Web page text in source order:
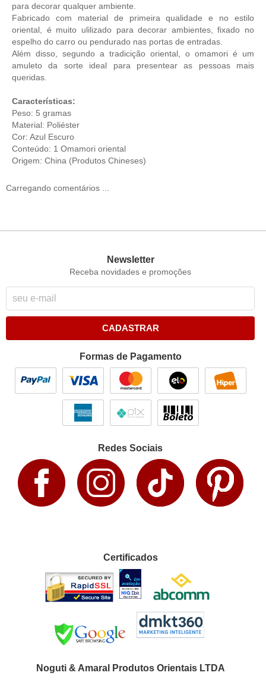
para decorar qualquer ambiente.
Fabricado com material de primeira qualidade e no estilo
oriental, é muito ulilizado para decorar ambientes, fixado no
espelho do carro ou pendurado nas portas de entradas.
Além disso, segundo a tradicição oriental, o omamori é um
amuleto da sorte ideal para presentear as pessoas mais
queridas.
Características:
Peso: 5 gramas
Material: Poliéster
Cor: Azul Escuro
Conteúdo: 1 Omamori oriental
Origem: China (Produtos Chineses)
Carregando comentários ...
Newsletter
Receba novidades e promoções
CADASTRAR
Formas de Pagamento
Redes Sociais
Certificados
Noguti & Amaral Produtos Orientais LTDA